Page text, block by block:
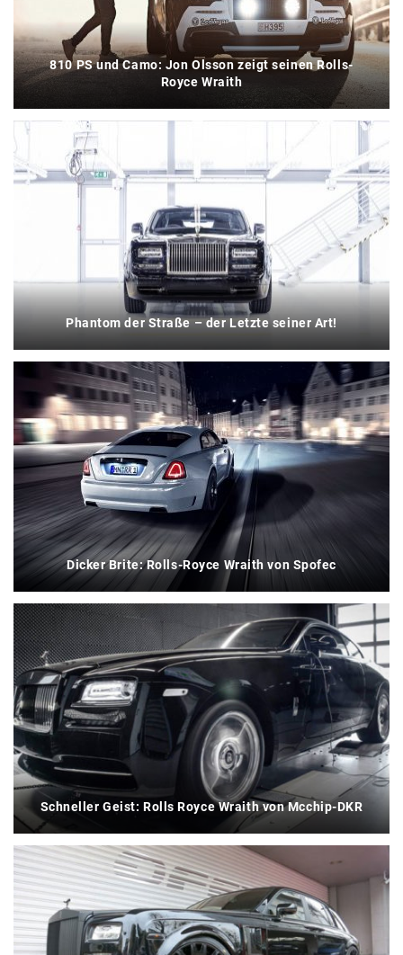
810 PS und Camo: Jon Olsson zeigt seinen Rolls-
Royce Wraith
Phantom der Straße – der Letzte seiner Art!
Dicker Brite: Rolls-Royce Wraith von Spofec
Schneller Geist: Rolls Royce Wraith von Mcchip-DKR